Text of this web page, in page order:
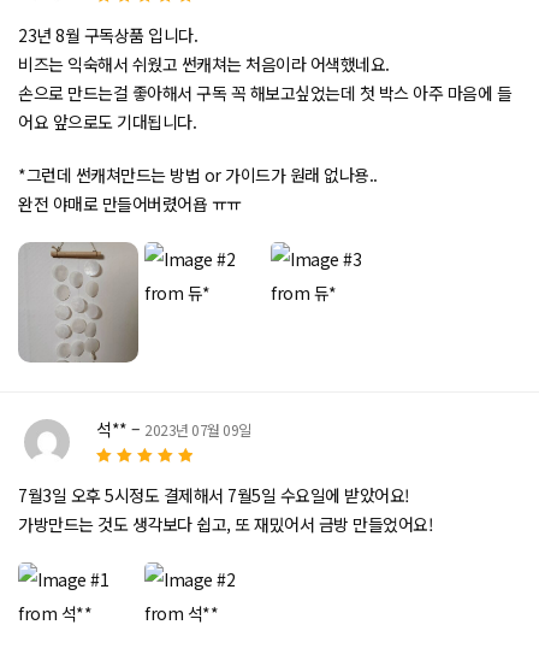
5 중에서 5 로
평가됨
23년 8월 구독상품 입니다.
비즈는 익숙해서 쉬웠고 썬캐쳐는 처음이라 어색했네요.
손으로 만드는걸 좋아해서 구독 꼭 해보고싶었는데 첫 박스 아주 마음에 들
어요 앞으로도 기대됩니다.
*그런데 썬캐쳐만드는 방법 or 가이드가 원래 없나용..
완전 야매로 만들어버렸어욥 ㅠㅠ
5 중에서 5로
평가됨
석** – 2023년 07월 09일
7월3일 오후 5시정도 결제해서 7월5일 수요일에 받았어요!
가방만드는 것도 생각보다 쉽고, 또 재밌어서 금방 만들었어요!